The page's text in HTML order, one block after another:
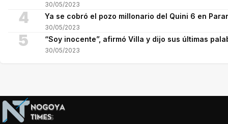
30/05/2023
4 Ya se cobró el pozo millonario del Quini 6 en
30/05/2023
5 “Soy inocente”, afirmó Villa y dijo sus últimas
30/05/2023